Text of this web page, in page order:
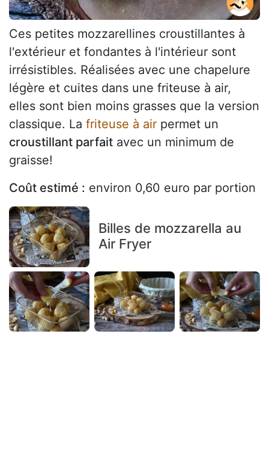
Ces petites mozzarellines croustillantes à
l'extérieur et fondantes à l'intérieur sont
irrésistibles. Réalisées avec une chapelure
légère et cuites dans une friteuse à air,
elles sont bien moins grasses que la version
classique. La friteuse à air permet un
croustillant parfait avec un minimum de
graisse!
Coût estimé : environ 0,60 euro par portion
Billes de mozzarella au
Air Fryer